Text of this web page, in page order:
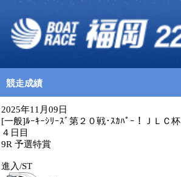
競走成績
2025年11月09日
[一般]ﾙｰｷｰｼﾘｰｽﾞ第２０戦･ｽｶﾊﾟｰ！ＪＬＣ杯
４日目
9R 予選特賞
進入/ST